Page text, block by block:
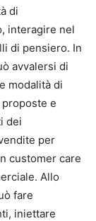
di
interagire nel
di pensiero. In
avvalersi di
modalità di
e
dei
per
customer care
Allo
fare
iniettare